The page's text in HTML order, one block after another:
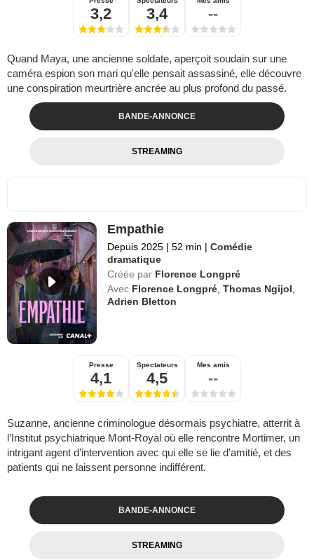
3,2 3,4 --
Quand Maya, une ancienne soldate, aperçoit soudain sur une
caméra espion son mari qu'elle pensait assassiné, elle découvre
une conspiration meurtrière ancrée au plus profond du passé.
BANDE-ANNONCE
STREAMING
Empathie
Depuis 2025 | 52 min | Comédie
dramatique
Créée par Florence Longpré
Avec Florence Longpré,Thomas Ngijol,
Adrien Bletton
Presse
4,1
Spectateurs
4,5
Mes amis
--
Suzanne, ancienne criminologue désormais psychiatre, atterrit à
l’Institut psychiatrique Mont-Royal où elle rencontre Mortimer, un
intrigant agent d’intervention avec qui elle se lie d’amitié, et des
patients qui ne laissent personne indifférent.
BANDE-ANNONCE
STREAMING